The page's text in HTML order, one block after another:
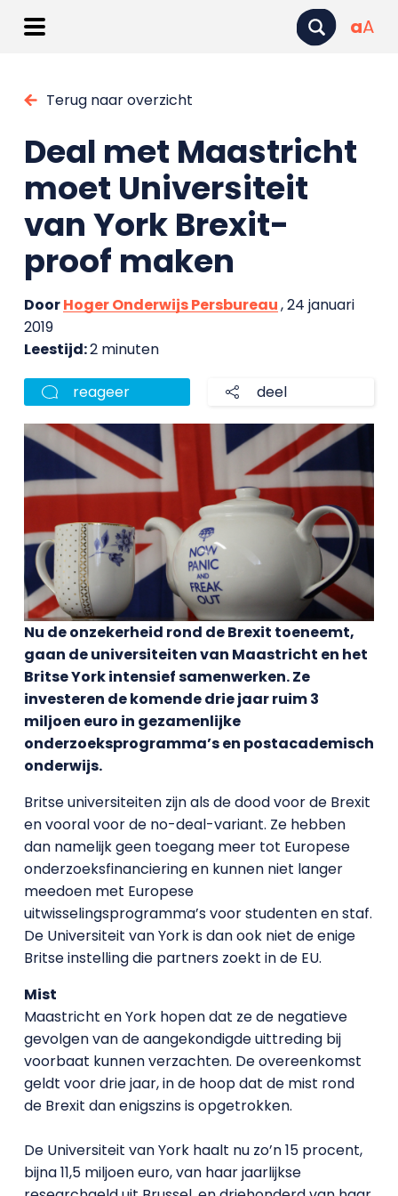
aA
Terug naar overzicht
Deal met Maastricht
moet Universiteit
van York Brexit-
proof maken
DoorHoger Onderwijs Persbureau, 24 januari
2019
Leestijd:2 minuten
reageer deel
Nu de onzekerheid rond de Brexit toeneemt,
gaan de universiteiten van Maastricht en het
Britse York intensief samenwerken. Ze
investeren de komende drie jaar ruim 3
miljoen euro in gezamenlijke
onderzoeksprogramma’s en postacademisch
onderwijs.
Britse universiteiten zijn als de dood voor de Brexit
en vooral voor de no-deal-variant. Ze hebben
dan namelijk geen toegang meer tot Europese
onderzoeksfinanciering en kunnen niet langer
meedoen met Europese
uitwisselingsprogramma’s voor studenten en staf.
De Universiteit van York is dan ook niet de enige
Britse instelling die partners zoekt in de EU.
Mist
Maastricht en York hopen dat ze de negatieve
gevolgen van de aangekondigde uittreding bij
voorbaat kunnen verzachten. De overeenkomst
geldt voor drie jaar, in de hoop dat de mist rond
de Brexit dan enigszins is opgetrokken.
De Universiteit van York haalt nu zo’n 15 procent,
bijna 11,5 miljoen euro, van haar jaarlijkse